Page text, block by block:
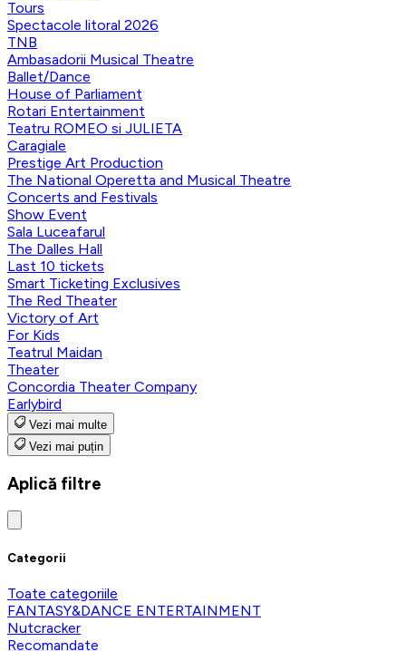
Tours
Spectacole litoral 2026
TNB
Ambasadorii Musical Theatre
Ballet/Dance
House of Parliament
Rotari Entertainment
Teatru ROMEO si JULIETA
Caragiale
Prestige Art Production
The National Operetta and Musical Theatre
Concerts and Festivals
Show Event
Sala Luceafarul
The Dalles Hall
Last 10 tickets
Smart Ticketing Exclusives
The Red Theater
Victory of Art
For Kids
Teatrul Maidan
Theater
Concordia Theater Company
Earlybird
Vezi mai multe
Vezi mai puțin
Aplică filtre
Categorii
Toate categoriile
FANTASY&DANCE ENTERTAINMENT
Nutcracker
Recomandate